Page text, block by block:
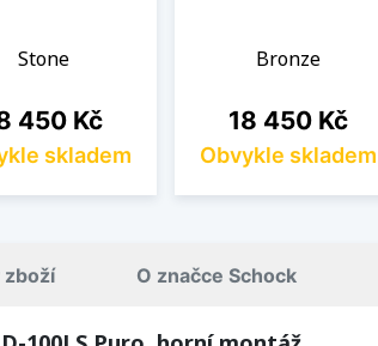
Stone
450 Kč
skladem
Bronze
Cena
18 450 Kč
Obvykle skladem
zboží O značce Schock